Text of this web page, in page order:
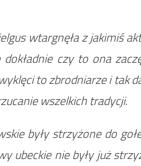
wtargnęła z jakimiś
czy to ona
to zbrodniarze i tak
wszelkich tradycji.
były strzyżone do
ubeckie nie były już